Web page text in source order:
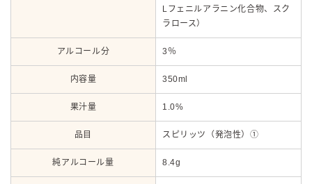
Lフェニルアラニン化合物、スク
ラロース）
アルコール分 3％
内容量 350ml
果汁量 1.0%
品目 スピリッツ（発泡性）①
純アルコール量 8.4g